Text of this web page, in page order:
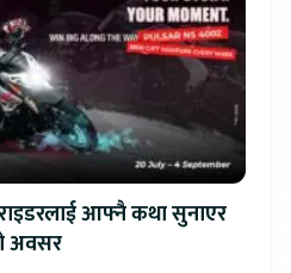
आफ्नै कथा सुनाएर
अवसर